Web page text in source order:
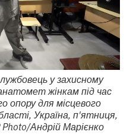
у захисному
жінкам під час
опору для місцевого
Україна, п'ятниця,
Андрій Марієнко